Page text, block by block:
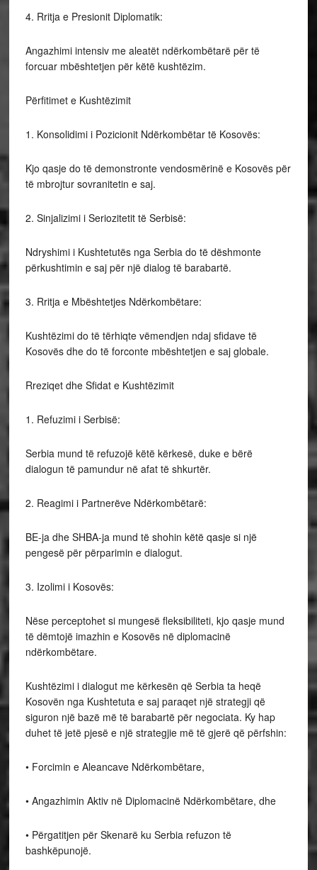
4. Rritja e Presionit Diplomatik:
Angazhimi intensiv me aleatët ndërkombëtarë për të
forcuar mbështetjen për këtë kushtëzim.
Përfitimet e Kushtëzimit
1. Konsolidimi i Pozicionit Ndërkombëtar të Kosovës:
Kjo qasje do të demonstronte vendosmërinë e Kosovës për
të mbrojtur sovranitetin e saj.
2. Sinjalizimi i Seriozitetit të Serbisë:
Ndryshimi i Kushtetutës nga Serbia do të dëshmonte
përkushtimin e saj për një dialog të barabartë.
3. Rritja e Mbështetjes Ndërkombëtare:
Kushtëzimi do të tërhiqte vëmendjen ndaj sfidave të
Kosovës dhe do të forconte mbështetjen e saj globale.
Rreziqet dhe Sfidat e Kushtëzimit
1. Refuzimi i Serbisë:
Serbia mund të refuzojë këtë kërkesë, duke e bërë
dialogun të pamundur në afat të shkurtër.
2. Reagimi i Partnerëve Ndërkombëtarë:
BE-ja dhe SHBA-ja mund të shohin këtë qasje si një
pengesë për përparimin e dialogut.
3. Izolimi i Kosovës:
Nëse perceptohet si mungesë fleksibiliteti, kjo qasje mund
të dëmtojë imazhin e Kosovës në diplomacinë
ndërkombëtare.
Kushtëzimi i dialogut me kërkesën që Serbia ta heqë
Kosovën nga Kushtetuta e saj paraqet një strategji që
siguron një bazë më të barabartë për negociata. Ky hap
duhet të jetë pjesë e një strategjie më të gjerë që përfshin:
• Forcimin e Aleancave Ndërkombëtare,
• Angazhimin Aktiv në Diplomacinë Ndërkombëtare, dhe
• Përgatitjen për Skenarë ku Serbia refuzon të
bashkëpunojë.